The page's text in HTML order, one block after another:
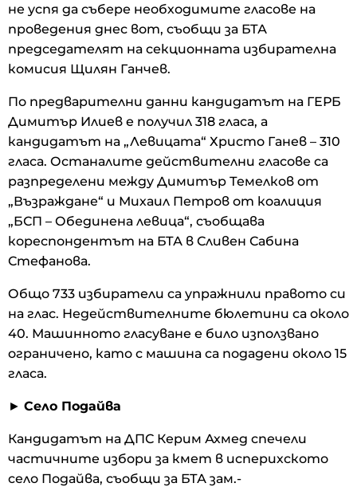
не успя да събере необходимите гласове на
проведения днес вот, съобщи за БТА
председателят на секционната избирателна
комисия Щилян Ганчев.
По предварителни данни кандидатът на ГЕРБ
Димитър Илиев е получил 318 гласа, а
кандидатът на „Левицата“ Христо Ганев – 310
гласа. Останалите действителни гласове са
разпределени между Димитър Темелков от
„Възраждане“ и Михаил Петров от коалиция
„БСП – Обединена левица“, съобщава
кореспондентът на БТА в Сливен Сабина
Стефанова.
Общо 733 избиратели са упражнили правото си
на глас. Недействителните бюлетини са около
40. Машинното гласуване е било използвано
ограничено, като с машина са подадени около 15
гласа.
► Село Подайва
Кандидатът на ДПС Керим Ахмед спечели
частичните избори за кмет в исперихското
село Подайва, съобщи за БТА зам.-